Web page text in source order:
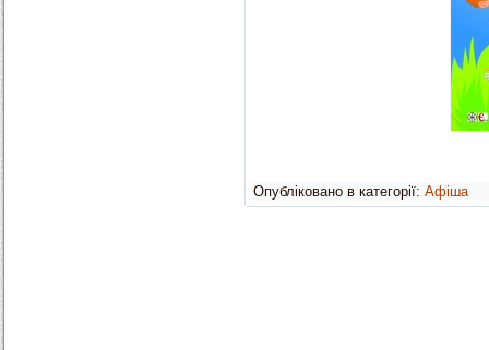
Опубліковано в категорії: Афіша